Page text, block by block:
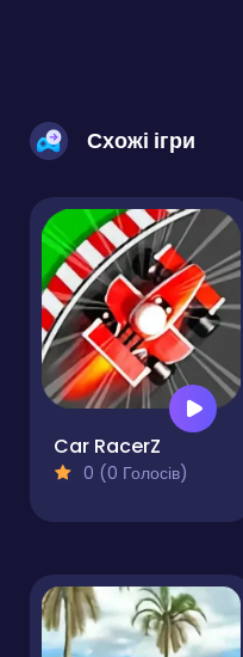
Схожі ігри
Car RacerZ
0 (0 Голосів)